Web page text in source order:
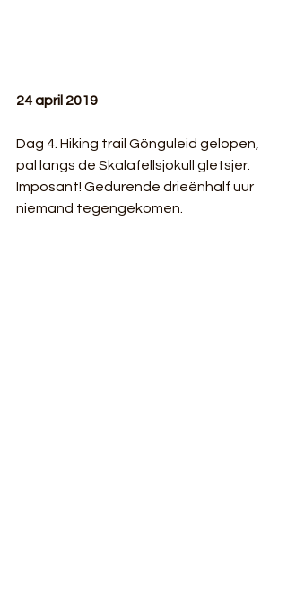
24 april 2019
Dag 4. Hiking trail Gönguleid gelopen,
pal langs de Skalafellsjokull gletsjer.
Imposant! Gedurende drieënhalf uur
niemand tegengekomen.